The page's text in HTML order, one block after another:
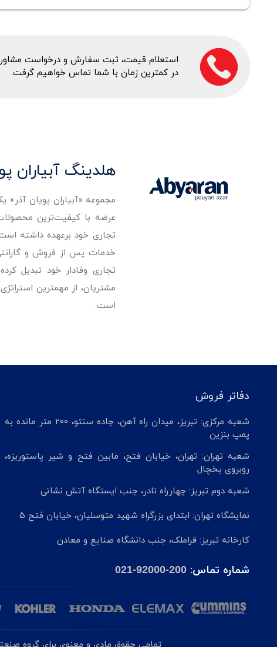
استعلام قیمت، ثبت سفارش و درخواست مشاوره
در کمترین زمان با شما تماس خواهیم گرفت.
هلدینگ آبیاران
مجموعه «آبیاران پویان
تجاری خود برعهده داشته است.
خدمات پس از فروش و گارانتی
تجاری وفادار خود تبدیل
مشتریان، از مهمترین
است.
دفاتر فروش
شعبه مرکزی: تبریز، میدان راه آهن، جاده سنتو، 200 متر مانده به
پمپ بنزین
شعبه تهران: تهران، خیابان فتح، مابین فتح و شیر پاستوریزه،
روبروی یخچال
شعبه دوم تبریز: چهارراه نادر، جنب ایستگاه آتش نشانی
نمایشگاه تهران: ابتدای بزرگراه شهید متوسلیان، خیابان فتح 5
کارخانه تبریز: قراملک، جنب دانشگاه صنایع و معادن
شماره تماس: 021-92000-200